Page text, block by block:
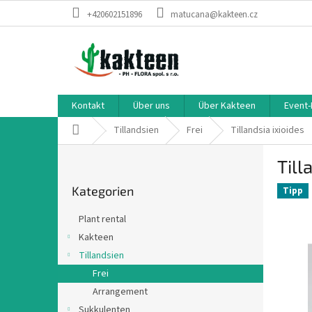
+420602151896 matucana@kakteen.cz
Kontakt Über uns Über Kakteen
StartseiteTillandsien Frei Tillandsia ixioides
überspringen
Kategorien
Plant rental
Kakteen
Tillandsien
Frei
Arrangement
Tipp